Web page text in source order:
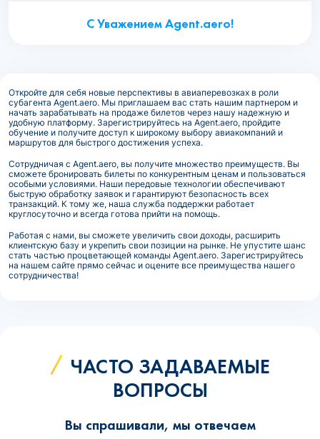
С Уважением Agent.aero!
Откройте для себя новые перспективы в авиаперевозках в роли
субагента Agent.aero. Мы приглашаем вас стать нашим партнером и
начать зарабатывать на продаже билетов через нашу надежную и
удобную платформу. Зарегистрируйтесь на Agent.aero, пройдите
обучение и получите доступ к широкому выбору авиакомпаний и
маршрутов для быстрого достижения успеха.
Сотрудничая с Agent.aero, вы получите множество преимуществ. Вы
сможете бронировать билеты по конкурентным ценам и пользоваться
особыми условиями. Наши передовые технологии обеспечивают
быструю обработку заявок и гарантируют безопасность всех
транзакций. К тому же, наша служба поддержки работает
круглосуточно и всегда готова прийти на помощь.
Работая с нами, вы сможете увеличить свои доходы, расширить
клиентскую базу и укрепить свои позиции на рынке. Не упустите шанс
стать частью процветающей команды Agent.aero. Зарегистрируйтесь
на нашем сайте прямо сейчас и оцените все преимущества нашего
сотрудничества!
ЧАСТО ЗАДАВАЕМЫЕ
ВОПРОСЫ
Вы спрашивали, мы отвечаем